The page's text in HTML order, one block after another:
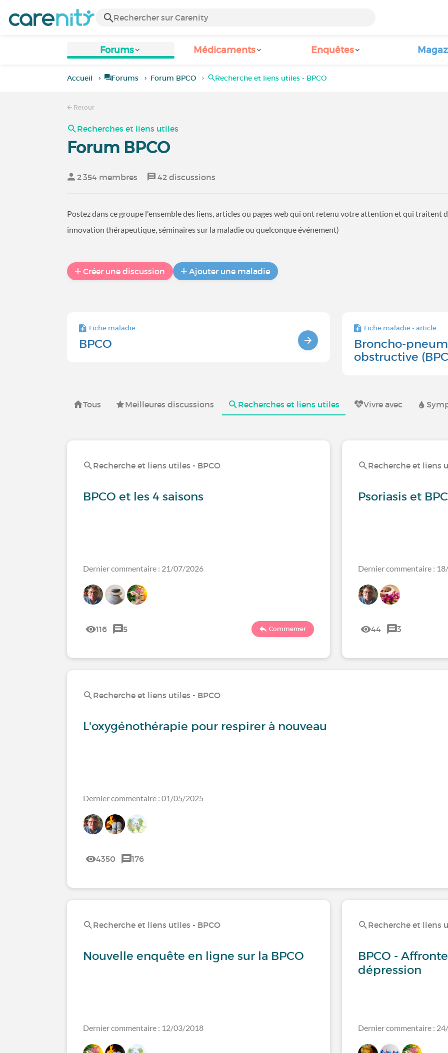
Forums Médicaments Enquêtes
Accueil Forums Forum BPCO Recherche et liens utiles - BPCO
Retour
Recherches et liens utiles
Forum BPCO
2 354 membres 42 discussions
Postez dans ce groupe l'ensemble des liens, articles ou pages web qui ont retenu votre attention et qui traitent
innovation thérapeutique, séminaires sur la maladie ou quelconque événement)
Créer une discussion Ajouter une maladie
Fiche maladie
BPCO
Fiche maladie - article
Broncho-
obstructive
Tous Meilleures discussions Recherches et liens utiles Vivre avec
Recherche et liens utiles - BPCO
BPCO et les 4 saisons
Dernier commentaire : 21/07/2026
116 5 Commenter
Recherche et liens
Psoriasis et
Dernier commentaire :
44 3
Recherche et liens utiles - BPCO
L'oxygénothérapie pour respirer à nouveau
Dernier commentaire : 01/05/2025
4350 176
Recherche et liens utiles - BPCO
Nouvelle enquête en ligne sur la BPCO
Dernier commentaire : 12/03/2018
Recherche et liens
BPCO -
dépression
Dernier commentaire :